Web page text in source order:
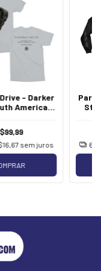
- Darker
America
sem juros 6